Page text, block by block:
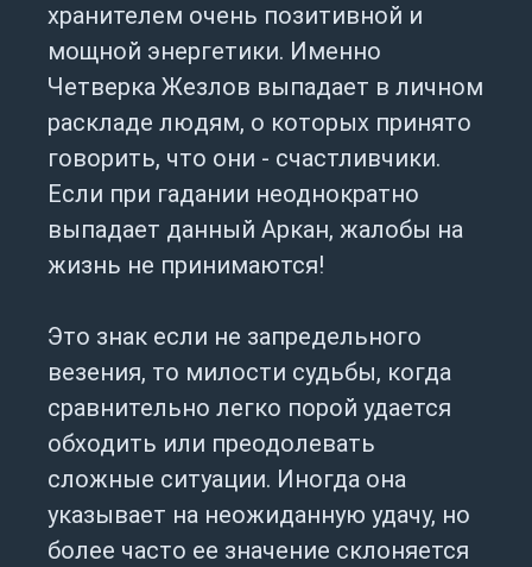
хранителем очень позитивной и
мощной энергетики. Именно
Четверка Жезлов выпадает в личном
раскладе людям, о которых принято
говорить, что они - счастливчики.
Если при гадании неоднократно
выпадает данный Аркан, жалобы на
жизнь не принимаются!
Это знак если не запредельного
везения, то милости судьбы, когда
сравнительно легко порой удается
обходить или преодолевать
сложные ситуации. Иногда она
указывает на неожиданную удачу, но
более часто ее значение склоняется